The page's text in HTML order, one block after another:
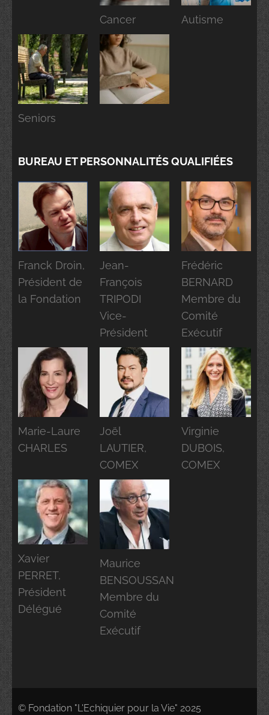
Cancer Autisme
Seniors
BUREAU ET PERSONNALITÉS QUALIFIÉES
Franck Droin,
Président de
la Fondation
Jean-
François
TRIPODI
Vice-
Président
Frédéric
BERNARD
Membre du
Comité
Exécutif
Marie-Laure
CHARLES
Joël
LAUTIER,
COMEX
Virginie
DUBOIS,
COMEX
Xavier
PERRET,
Président
Délégué
Maurice
BENSOUSSAN
Membre du
Comité
Exécutif
© Fondation "L'Echiquier pour la Vie" 2025